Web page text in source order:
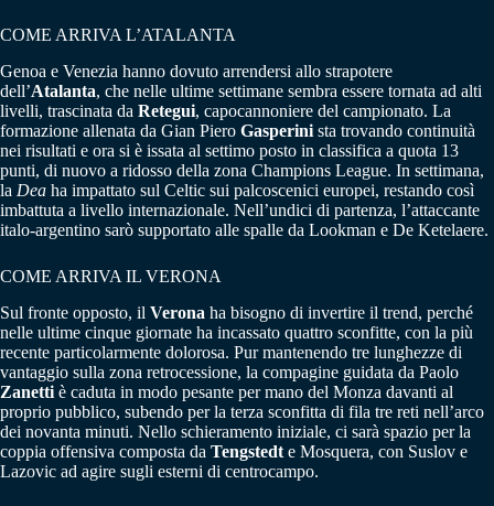
COME ARRIVA L’ATALANTA
Genoa e Venezia hanno dovuto arrendersi allo strapotere
dell’Atalanta, che nelle ultime settimane sembra essere tornata ad alti
livelli, trascinata da Retegui, capocannoniere del campionato. La
formazione allenata da Gian Piero Gasperini sta trovando continuità
nei risultati e ora si è issata al settimo posto in classifica a quota 13
punti, di nuovo a ridosso della zona Champions League. In settimana,
la Dea ha impattato sul Celtic sui palcoscenici europei, restando così
imbattuta a livello internazionale. Nell’undici di partenza, l’attaccante
italo-argentino sarò supportato alle spalle da Lookman e De Ketelaere.
COME ARRIVA IL VERONA
Sul fronte opposto, il Verona ha bisogno di invertire il trend, perché
nelle ultime cinque giornate ha incassato quattro sconfitte, con la più
recente particolarmente dolorosa. Pur mantenendo tre lunghezze di
vantaggio sulla zona retrocessione, la compagine guidata da Paolo
Zanetti è caduta in modo pesante per mano del Monza davanti al
proprio pubblico, subendo per la terza sconfitta di fila tre reti nell’arco
dei novanta minuti. Nello schieramento iniziale, ci sarà spazio per la
coppia offensiva composta da Tengstedt e Mosquera, con Suslov e
Lazovic ad agire sugli esterni di centrocampo.